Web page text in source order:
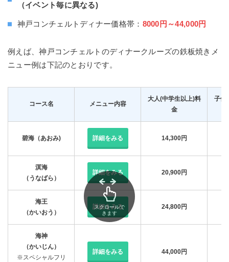
（イベント毎に異なる)
神戸コンチェルトディナー価格帯： 8000円～44,000円
例えば、神戸コンチェルトのディナークルーズの鉄板焼きメ
ニュー例は下記のとおりです。
コース名 メニュー内容
大人(中学生以上)料
金
子供
碧海（あおみ) 詳細をみる 14,300円
溟海
（うなばら）
詳細をみる 20,900円
海王
（かいおう）
詳細をみる 24,800円
海神
（かいじん）
※スペシャルフリ
詳細をみる 44,000円
スクロールで
きます